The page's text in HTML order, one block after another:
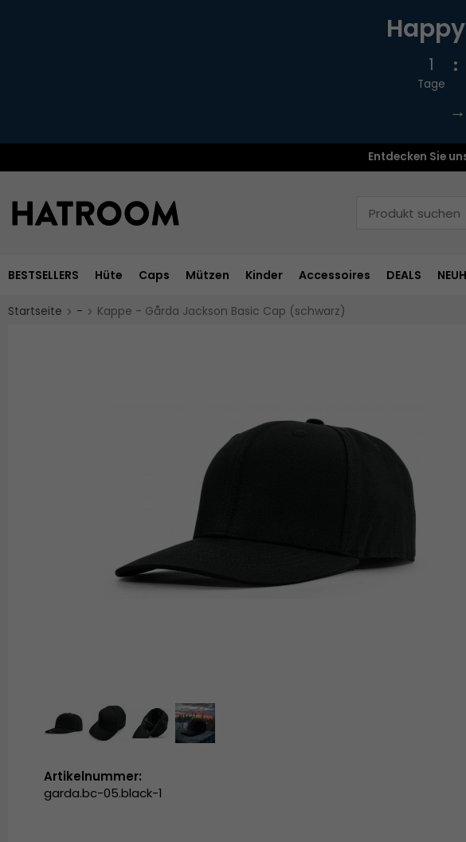
1
Tage
→
Entdecken Sie
BESTSELLERS Hüte Caps Mützen Kinder Accessoires DEALS
Startseite - Kappe - Gårda Jackson Basic Cap (schwarz)
Artikelnummer:
garda.bc-05.black-1